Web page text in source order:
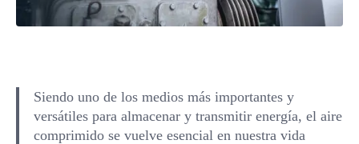
Siendo uno de los medios más importantes y
versátiles para almacenar y transmitir energía, el aire
comprimido se vuelve esencial en nuestra vida